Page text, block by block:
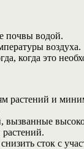
почвы водой.
воздуха.
когда это
растений и
вызванные
сток с